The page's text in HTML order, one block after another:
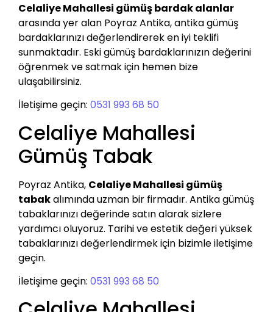
Celaliye Mahallesi gümüş bardak alanlar
arasında yer alan Poyraz Antika, antika gümüş
bardaklarınızı değerlendirerek en iyi teklifi
sunmaktadır. Eski gümüş bardaklarınızın değerini
öğrenmek ve satmak için hemen bize
ulaşabilirsiniz.
İletişime geçin: 0531 993 68 50
Celaliye Mahallesi
Gümüş Tabak
Poyraz Antika, Celaliye Mahallesi gümüş
tabakalımında uzman bir firmadır. Antika gümüş
tabaklarınızı değerinde satın alarak sizlere
yardımcı oluyoruz. Tarihi ve estetik değeri yüksek
tabaklarınızı değerlendirmek için bizimle iletişime
geçin.
İletişime geçin: 0531 993 68 50